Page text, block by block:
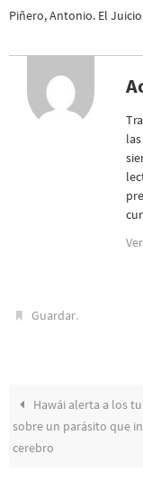
Piñero, Antonio. El
Guardar.
Hawái alerta a los
sobre un parásito que
cerebro